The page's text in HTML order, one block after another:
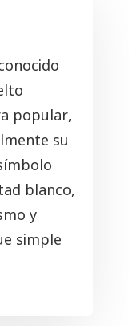
popular,
su
blanco,
y
simple